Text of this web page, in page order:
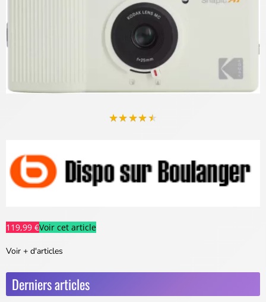
★★★★★
119,99 €Voir cet article
Voir + d'articles
Derniers articles